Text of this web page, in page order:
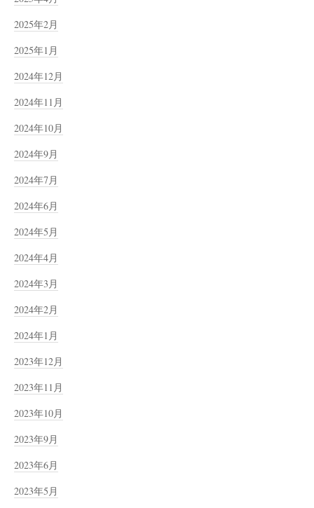
2025年2月
2025年1月
2024年12月
2024年11月
2024年10月
2024年9月
2024年7月
2024年6月
2024年5月
2024年4月
2024年3月
2024年2月
2024年1月
2023年12月
2023年11月
2023年10月
2023年9月
2023年6月
2023年5月